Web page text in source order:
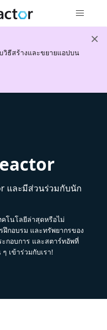
วิธีสร้างและขยายแอปบน
และมีส่วนร่วมกับนัก
โนโลยีล่าสุดหรือไม่
ฝึกอบรม และทรัพยากรของ
กอบการ และสตาร์ทอัพที่
เข้าร่วมกับเรา!